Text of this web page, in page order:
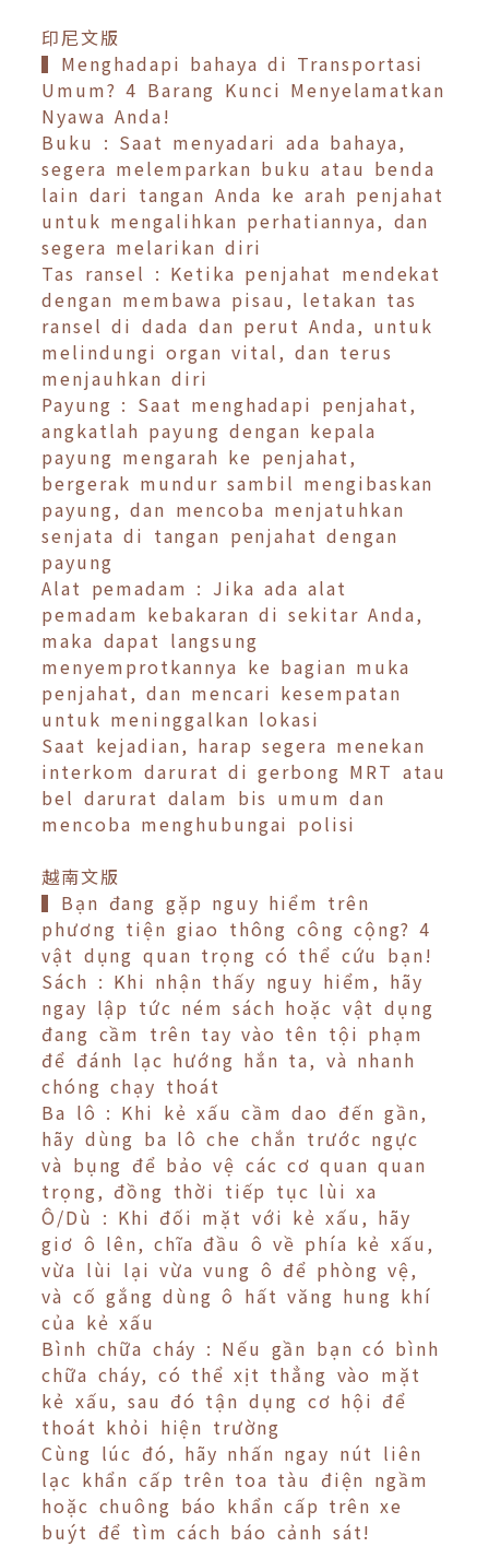
印尼文版
▍Menghadapi bahaya di Transportasi
Umum? 4 Barang Kunci Menyelamatkan
Nyawa Anda!
Buku : Saat menyadari ada bahaya,
segera melemparkan buku atau benda
lain dari tangan Anda ke arah penjahat
untuk mengalihkan perhatiannya, dan
segera melarikan diri
Tas ransel : Ketika penjahat mendekat
dengan membawa pisau, letakan tas
ransel di dada dan perut Anda, untuk
melindungi organ vital, dan terus
menjauhkan diri
Payung : Saat menghadapi penjahat,
angkatlah payung dengan kepala
payung mengarah ke penjahat,
bergerak mundur sambil mengibaskan
payung, dan mencoba menjatuhkan
senjata di tangan penjahat dengan
payung
Alat pemadam : Jika ada alat
pemadam kebakaran di sekitar Anda,
maka dapat langsung
menyemprotkannya ke bagian muka
penjahat, dan mencari kesempatan
untuk meninggalkan lokasi
Saat kejadian, harap segera menekan
interkom darurat di gerbong MRT atau
bel darurat dalam bis umum dan
mencoba menghubungai polisi
越南文版
▍Bạn đang gặp nguy hiểm trên
phương tiện giao thông công cộng? 4
vật dụng quan trọng có thể cứu bạn!
Sách : Khi nhận thấy nguy hiểm, hãy
ngay lập tức ném sách hoặc vật dụng
đang cầm trên tay vào tên tội phạm
để đánh lạc hướng hắn ta, và nhanh
chóng chạy thoát
Ba lô : Khi kẻ xấu cầm dao đến gần,
hãy dùng ba lô che chắn trước ngực
và bụng để bảo vệ các cơ quan quan
trọng, đồng thời tiếp tục lùi xa
Ô/Dù : Khi đối mặt với kẻ xấu, hãy
giơ ô lên, chĩa đầu ô về phía kẻ xấu,
vừa lùi lại vừa vung ô để phòng vệ,
và cố gắng dùng ô hất văng hung khí
của kẻ xấu
Bình chữa cháy : Nếu gần bạn có bình
chữa cháy, có thể xịt thẳng vào mặt
kẻ xấu, sau đó tận dụng cơ hội để
thoát khỏi hiện trường
Cùng lúc đó, hãy nhấn ngay nút liên
lạc khẩn cấp trên toa tàu điện ngầm
hoặc chuông báo khẩn cấp trên xe
buýt để tìm cách báo cảnh sát!